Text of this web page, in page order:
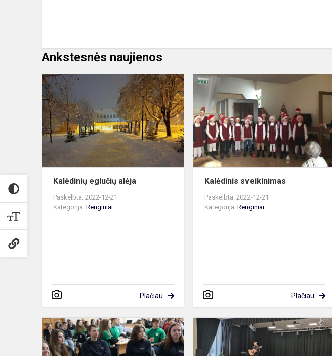
Ankstesnės naujienos
Kalėdinių
eglučių
alėja
Kalėdinių eglučių alėja
Paskelbta: 2022-12-21
Kategorija: Renginiai
Plačiau
Kalėdinis sveikinimas
Paskelbta: 2022-12-21
Kategorija:Renginiai
Plačiau
Konkursas
„Mano
pasaulis